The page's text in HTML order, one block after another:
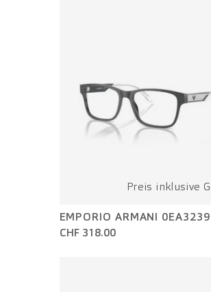
Preis inklusive
EMPORIO ARMANI 0EA3239
CHF 318.00